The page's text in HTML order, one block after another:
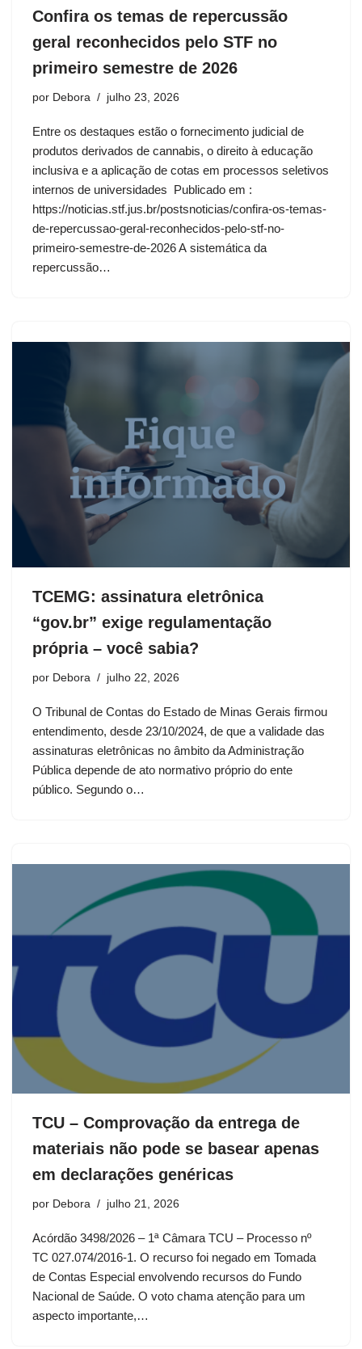
Confira os temas de repercussão
geral reconhecidos pelo STF no
primeiro semestre de 2026
por Debora julho 23, 2026
Entre os destaques estão o fornecimento judicial de
produtos derivados de cannabis, o direito à educação
inclusiva e a aplicação de cotas em processos seletivos
internos de universidades Publicado em :
https://noticias.stf.jus.br/postsnoticias/confira-os-temas-
de-repercussao-geral-reconhecidos-pelo-stf-no-
primeiro-semestre-de-2026 A sistemática da
repercussão…
TCEMG: assinatura eletrônica
“gov.br” exige regulamentação
própria – você sabia?
por Debora julho 22, 2026
O Tribunal de Contas do Estado de Minas Gerais firmou
entendimento, desde 23/10/2024, de que a validade das
assinaturas eletrônicas no âmbito da Administração
Pública depende de ato normativo próprio do ente
público. Segundo o…
TCU – Comprovação da entrega de
materiais não pode se basear apenas
em declarações genéricas
por Debora julho 21, 2026
Acórdão 3498/2026 – 1ª Câmara TCU – Processo nº
TC 027.074/2016-1. O recurso foi negado em Tomada
de Contas Especial envolvendo recursos do Fundo
Nacional de Saúde. O voto chama atenção para um
aspecto importante,…